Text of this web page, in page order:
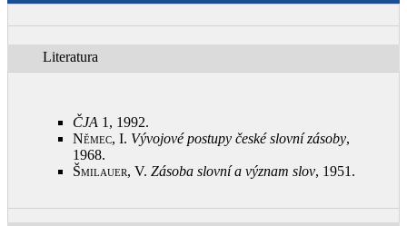
Literatura
ČJA 1, 1992.
Němec, I. Vývojové postupy české slovní zásoby,
1968.
Šmilauer, V. Zásoba slovní a význam slov, 1951 .